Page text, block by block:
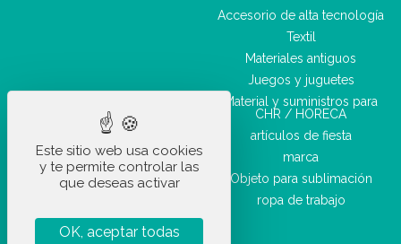
Accesorio de alta tecnología
Textil
Materiales antiguos
Juegos y juguetes
Material y suministros para
CHR / HORECA
artículos de fiesta
marca
Objeto para sublimación
ropa de trabajo
Este sitio web usa cookies
y te permite controlar las
que deseas activar
OK, aceptar todas